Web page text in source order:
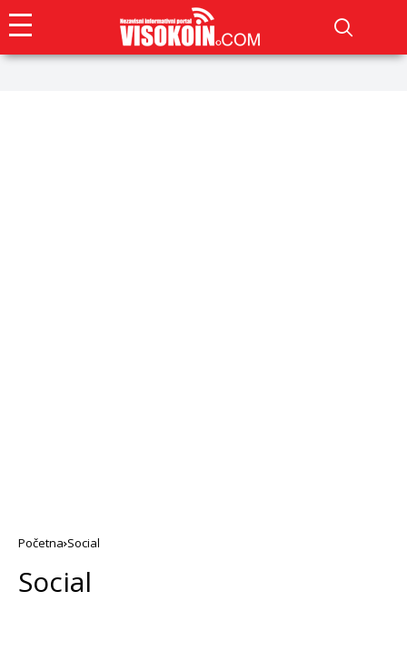
Početna Social
Social